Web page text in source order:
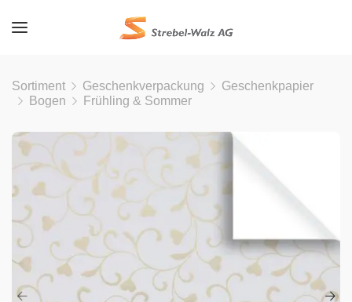
Sortiment Geschenkverpackung
Geschenkpapier
Bogen
Frühling & Sommer